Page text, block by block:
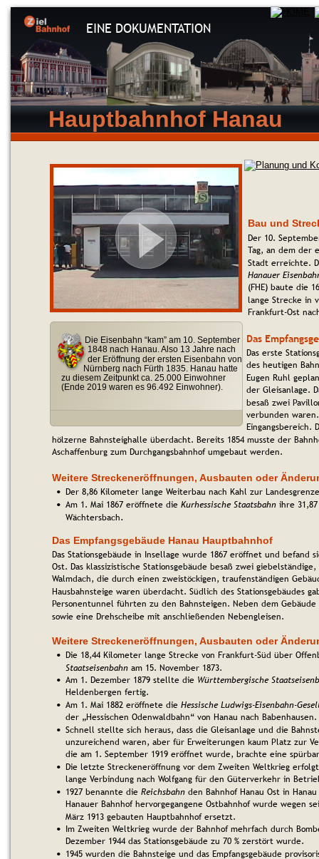
EINE DOKUMENTATION
Bau und
Der 10.
Tag, an dem der
Stadt erreichte.
Hanauer
(FHE) baute die
lange Strecke in
Frankfurt-Ost
Das
Das erste
des heutigen
Eugen Ruhl
der Gleisanlage.
besaß zwei
verbunden
Eingangsbereich.
hölzerne Bahnsteighalle überdacht. Bereits 1854 musste der
Aschaffenburg zum Durchgangsbahnhof umgebaut werden.
Weitere Streckeneröffnungen, Ausbauten oder
• Der 8,86 Kilometer lange Weiterbau nach Kahl zur
• Am 1. Mai 1867 eröffnete die Kurhessische Staatsbahn ihre
Wächtersbach.
Das Empfangsgebäude Hanau Hauptbahnhof
Das Stationsgebäude in Insellage wurde 1867 eröffnet und befand
Ost. Das klassizistische Stationsgebäude besaß zwei
Walmdach, die durch einen zweistöckigen, traufenständigen
Hausbahnsteige waren überdacht. Südlich des Stationsgebäudes
Personentunnel führten zu den Bahnsteigen. Neben dem
sowie eine Drehscheibe mit anschließenden Nebengleisen.
Weitere Streckeneröffnungen, Ausbauten oder
• Die 18,44 Kilometer lange Strecke von Frankfurt-Süd über
Staatseisenbahn am 15. November 1873.
• Am 1. Dezember 1879 stellte die Württembergische
Heldenbergen fertig.
• Am 1. Mai 1882 eröffnete die Hessische Ludwigs-Eisenbahn-
der „Hessischen Odenwaldbahn“ von Hanau nach Babenhausen.
• Schnell stellte sich heraus, dass die Gleisanlage und die
unzureichend waren, aber für Erweiterungen kaum Platz zur
die am 1. September 1919 eröffnet wurde, brachte eine
• Die letzte Streckeneröffnung vor dem Zweiten Weltkrieg
lange Verbindung nach Wolfgang für den Güterverkehr in
• 1927 benannte die Reichsbahn den Bahnhof Hanau Ost in
Hanauer Bahnhof hervorgegangene Ostbahnhof wurde wegen
März 1913 gebauten Hauptbahnhof ersetzt.
• Im Zweiten Weltkrieg wurde der Bahnhof mehrfach durch
Dezember 1944 das Stationsgebäude zu 70 % zerstört wurde.
• 1945 wurden die Bahnsteige und das Empfangsgebäude
Die Eisenbahn “kam” am 10. September
1848 nach Hanau. Also 13 Jahre nach
der Eröffnung der ersten Eisenbahn von
Nürnberg nach Fürth 1835. Hanau hatte
zu diesem Zeitpunkt ca. 25.000 Einwohner
(Ende 2019 waren es 96.492 Einwohner).
Hauptbahnhof Hanau